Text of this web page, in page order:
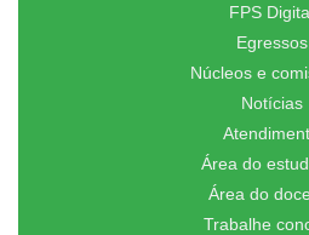
FPS
Egressos
Núcleos e
Notícias
Área do
Área do
Trabalhe